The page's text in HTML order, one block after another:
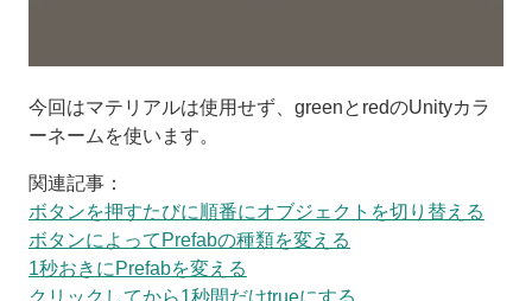
今回はマテリアルは使用せず、greenとredのUnityカラ
ーネームを使います。
関連記事：
ボタンを押すたびに順番にオブジェクトを切り替える
ボタンによってPrefabの種類を変える
1秒おきにPrefabを変える